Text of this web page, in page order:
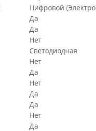
Цифровой
Да
Да
Нет
Светодиодная
Нет
Да
Нет
Да
Да
Нет
Да